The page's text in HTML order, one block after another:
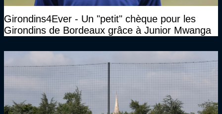
Girondins4Ever - Un "petit" chèque pour les
Girondins de Bordeaux grâce à Junior Mwanga